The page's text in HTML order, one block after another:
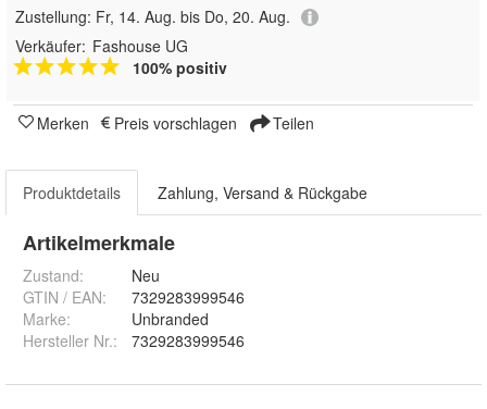
Zustellung: Fr, 14. Aug. bis Do, 20. Aug.
Verkäufer: Fashouse UG
100% positiv
Merken Preis vorschlagen Teilen
Produktdetails Zahlung, Versand & Rückgabe
Artikelmerkmale
Zustand:
Neu
GTIN / EAN:
7329283999546
Marke:
Unbranded
Hersteller Nr.:
7329283999546